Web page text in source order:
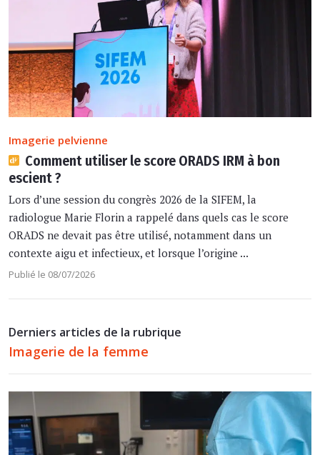
Imagerie pelvienne
Comment utiliser le score ORADS IRM à bon
escient ?
Lors d’une session du congrès 2026 de la SIFEM, la
radiologue Marie Florin a rappelé dans quels cas le score
ORADS ne devait pas être utilisé, notamment dans un
contexte aigu et infectieux, et lorsque l’origine ...
Publié le 08/07/2026
Derniers articles de la rubrique
Imagerie de la femme